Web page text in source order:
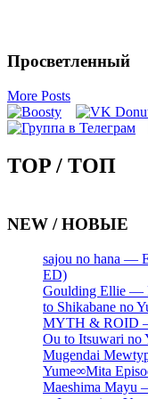
Просветленный
More Posts
TOP / ТОП
NEW / НОВЫЕ
sajou no hana —
ED)
Goulding Ellie —
to Shikabane no
MYTH & ROID
Ou to Itsuwari no
Mugendai
Yume∞Mita
Maeshima Mayu